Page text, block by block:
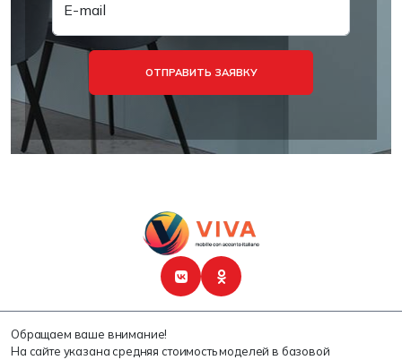
E-mail
ОТПРАВИТЬ ЗАЯВКУ
Обращаем ваше внимание!
На сайте указана средняя стоимость моделей в базовой